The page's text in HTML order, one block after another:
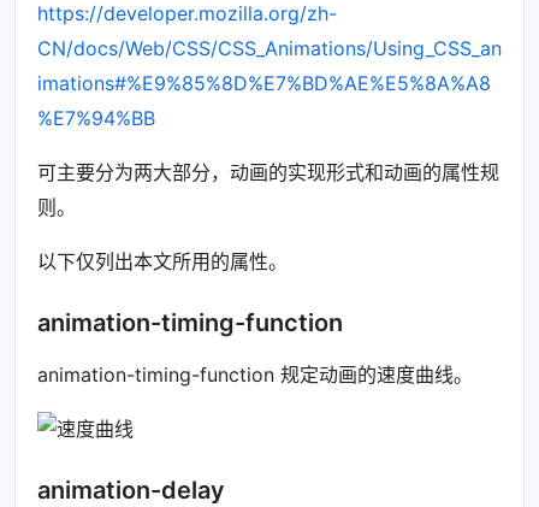
https://developer.mozilla.org/zh-
CN/docs/Web/CSS/CSS_Animations/Using_CSS_an
imations#%E9%85%8D%E7%BD%AE%E5%8A%A8
%E7%94%BB
可主要分为两大部分，动画的实现形式和动画的属性规
则。
以下仅列出本文所用的属性。
animation-timing-function
animation-timing-function 规定动画的速度曲线。
animation-delay